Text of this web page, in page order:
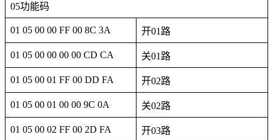
05功能码
01 05 00 00 FF 00 8C 3A 开01路
01 05 00 00 00 00 CD CA 关01路
01 05 00 01 FF 00 DD FA 开02路
01 05 00 01 00 00 9C 0A 关02路
01 05 00 02 FF 00 2D FA 开03路